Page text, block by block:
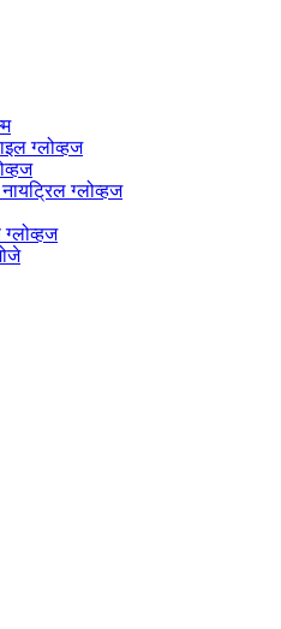
ग्लोव्हज
ग्लोव्हज